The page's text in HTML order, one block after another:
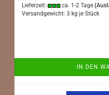
Lieferzeit: ca. 1-2 Tage
Versandgewicht: 3 kg je Stück
IN DEN